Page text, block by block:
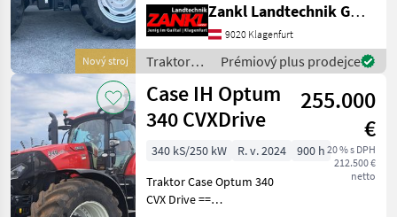
Nový stroj
Motor 3.600 cm³ - Leistung:
100 PS - Vorderräder:
440/65R24 Verstellfelgen -
Hin
Zankl Landtechnik GmbH
9020 Klagenfurt
Traktory /
Case IH
Prémiový plus prodejce
Case IH Optum
340 CVXDrive
255.000
€
20 % s DPH
212.500 €
netto
340 kS/250 kW R. v. 2024
900 h
Traktor Case Optum 340
CVX Drive ==